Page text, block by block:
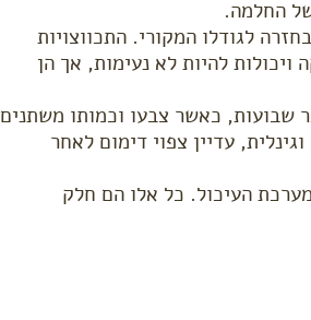
החלמה.
לגודלו המקורי. התכווצויות
להיות לא נעימות, אך הן
שבועות, כאשר צבעו וכמותו משתנים
עדיין צפוי דימום לאחר
העיכול. כל אלו הם חלק